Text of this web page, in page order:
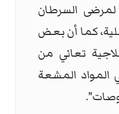
السرطان
كما أن بعض
تعاني من
المشعة